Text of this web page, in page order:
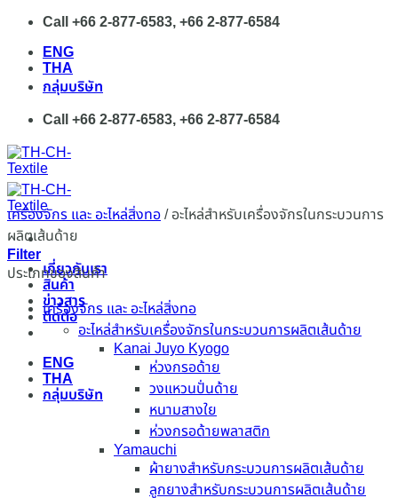
Skip
content
Call +66 2-877-6583, +66 2-877-6584
ENG
THA
กลุ่มบริษัท
Call +66 2-877-6583, +66 2-877-6584
เกี่ยวกับเรา
สินค้า
ข่าวสาร
ติดต่อ
ENG
THA
กลุ่มบริษัท
เครื่องจักร และ อะไหล่สิ่งทอ /อะไหล่สำหรับเครื่องจักรในกระบวนการ
ผลิตเส้นด้าย
Filter
ประเภทของสินค้า
เครื่องจักร และ อะไหล่สิ่งทอ
อะไหล่สำหรับเครื่องจักรในกระบวนการผลิตเส้นด้าย
Kanai Juyo Kyogo
ห่วงกรอด้าย
วงแหวนปั่นด้าย
หนามสางใย
ห่วงกรอด้ายพลาสติก
Yamauchi
ผ้ายางสำหรับกระบวนการผลิตเส้นด้าย
ลูกยางสำหรับกระบวนการผลิตเส้นด้าย